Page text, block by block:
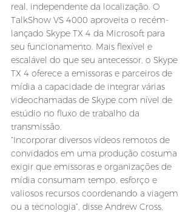
real, independente da localização. O
TalkShow VS 4000 aproveita o recém-
lançado Skype TX 4 da Microsoft para
seu funcionamento. Mais flexível e
escalável do que seu antecessor, o Skype
TX 4 oferece a emissoras e parceiros de
mídia a capacidade de integrar várias
videochamadas de Skype com nível de
estúdio no fluxo de trabalho da
transmissão.
“Incorporar diversos vídeos remotos de
convidados em uma produção costuma
exigir que emissoras e organizações de
mídia consumam tempo, esforço e
valiosos recursos coordenando a viagem
ou a tecnologia”, disse Andrew Cross,